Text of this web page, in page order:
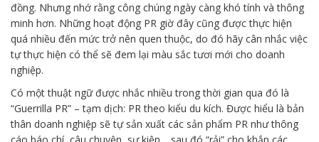
đồng. Nhưng nhớ rằng công chúng ngày càng khó tính và thông
minh hơn. Những hoạt động PR giờ đây cũng được thực hiện
quá nhiều đến mức trở nên quen thuộc, do đó hãy cân nhắc việc
tự thực hiện có thể sẽ đem lại màu sắc tươi mới cho doanh
nghiệp.
Có một thuật ngữ được nhắc nhiều trong thời gian qua đó là
“Guerrilla PR” – tạm dịch: PR theo kiểu du kích. Được hiểu là bản
thân doanh nghiệp sẽ tự sản xuất các sản phẩm PR như thông